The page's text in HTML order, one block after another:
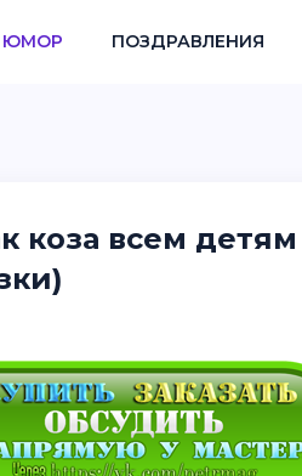
ЮМОР ПОЗДРАВЛЕНИЯ
коза всем